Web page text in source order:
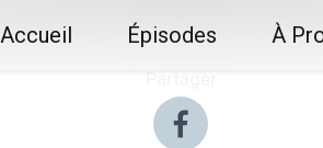
Accueil Épisodes À